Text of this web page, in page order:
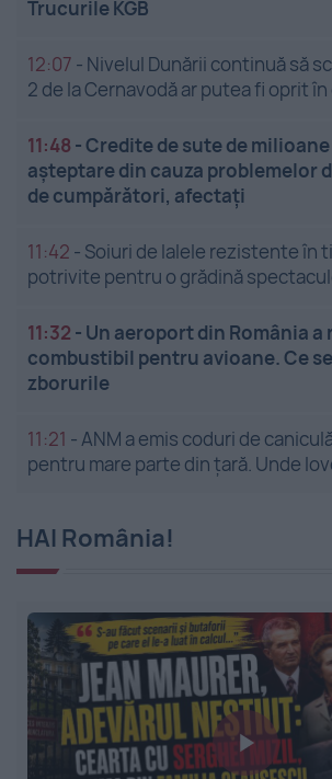
Trucurile KGB
12:07 - Nivelul Dunării continuă să
2 de la Cernavodă ar putea fi oprit
11:48 -Credite de sute de
așteptare din cauza problemelor
de cumpărători, afectați
11:42 - Soiuri de lalele rezistente în
potrivite pentru o grădină
11:32 - Un aeroport din România a
combustibil pentru avioane. Ce
zborurile
11:21 -ANM a emis coduri de
pentru mare parte din țară. Unde
HAI România!